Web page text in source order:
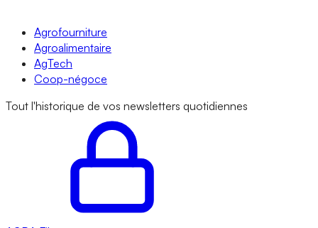
Agrofourniture
Agroalimentaire
AgTech
Coop-négoce
Tout l'historique de vos newsletters quotidiennes